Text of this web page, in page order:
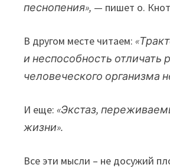
песнопения», — пишет о.
В другом месте читаем:
и неспособность отличать
человеческого организма
И еще:«Экстаз,
жизни».
Все эти мысли – не досужий